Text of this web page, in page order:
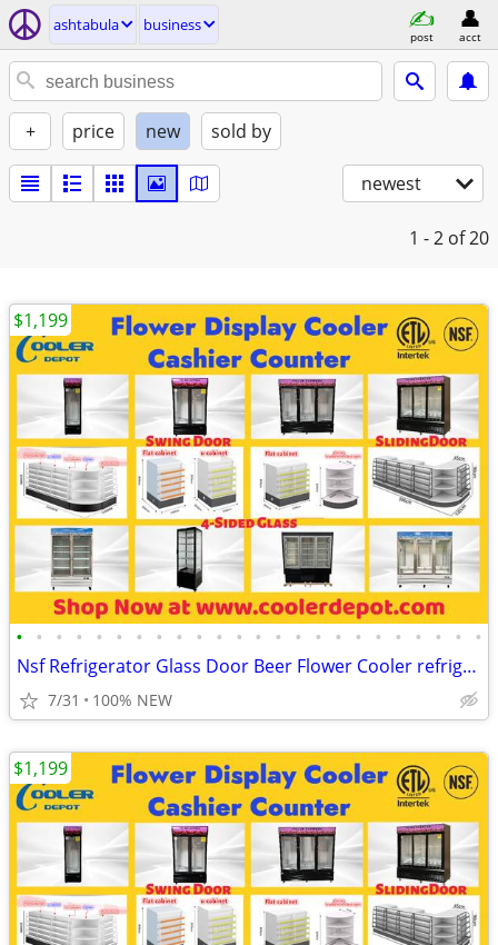
ashtabula business
post acct
+ price new sold by
newest
1 - 2 of 20
• • • • • • • • • • • • • • • • • • • • • • • •
Nsf Refrigerator Glass Door Beer Flower Cooler refrigerators RESTAURAN
7/31 100% NEW
$1,199
$1,199